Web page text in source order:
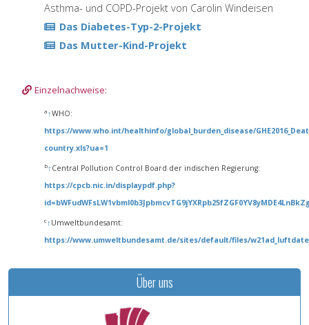
Asthma- und COPD-Projekt von Carolin Windeisen
Das Diabetes-Typ-2-Projekt
Das Mutter-Kind-Projekt
Einzelnachweise:
a↑WHO:
https://www.who.int/healthinfo/global_burden_disease/
country.xls?ua=1
b↑ Central Pollution Control Board der indischen Regierung:
https://cpcb.nic.in/displaypdf.php?
c↑ Umweltbundesamt:
https://www.umweltbundesamt.de/sites/default/files/
Über uns